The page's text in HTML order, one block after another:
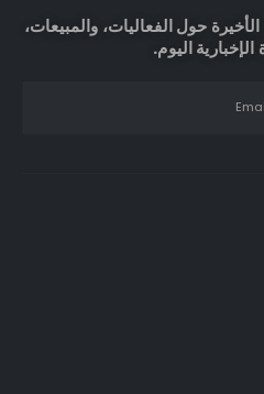
حول الفعاليات، والمبيعات،
اليوم.